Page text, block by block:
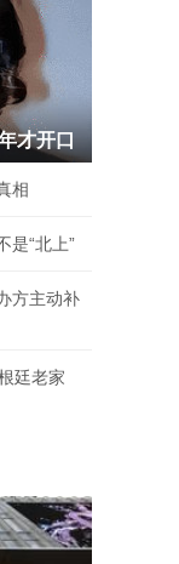
才开口
相
是“北上”
方主动补
廷老家